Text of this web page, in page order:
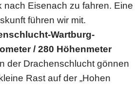
nach Eisenach zu fahren. Eine
führen wir mit.
Wartburg-
/ 280 Höhenmeter
der Drachenschlucht gönnen
Rast auf der „Hohen